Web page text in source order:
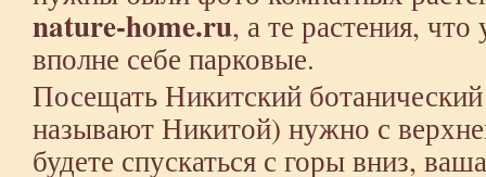
nature-home.ru, а те растения,
вполне себе парковые.
Посещать Никитский ботанический
называют Никитой) нужно с
будете спускаться с горы вниз,